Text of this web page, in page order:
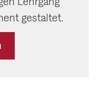
gestaltet.